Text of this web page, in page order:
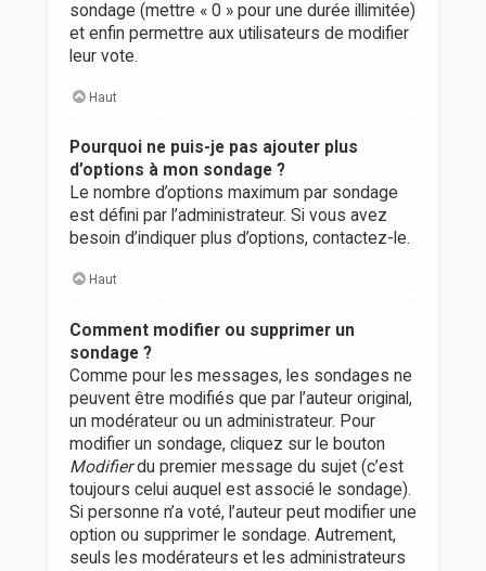
sondage (mettre « 0 » pour une durée illimitée)
et enfin permettre aux utilisateurs de modifier
leur vote.
Haut
Pourquoi ne puis-je pas ajouter plus
d’options à mon sondage ?
Le nombre d’options maximum par sondage
est défini par l’administrateur. Si vous avez
besoin d’indiquer plus d’options, contactez-le.
Haut
Comment modifier ou supprimer un
sondage ?
Comme pour les messages, les sondages ne
peuvent être modifiés que par l’auteur original,
un modérateur ou un administrateur. Pour
modifier un sondage, cliquez sur le bouton
Modifierdu premier message du sujet (c’est
toujours celui auquel est associé le sondage).
Si personne n’a voté, l’auteur peut modifier une
option ou supprimer le sondage. Autrement,
seuls les modérateurs et les administrateurs